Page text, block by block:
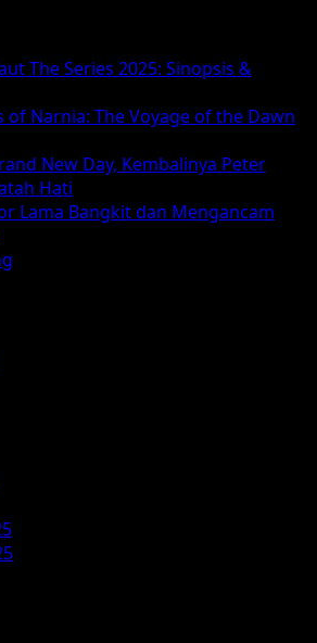
The Series 2025: Sinopsis &
of Narnia: The Voyage of the Dawn
New Day, Kembalinya Peter
Hati
Lama Bangkit dan Mengancam